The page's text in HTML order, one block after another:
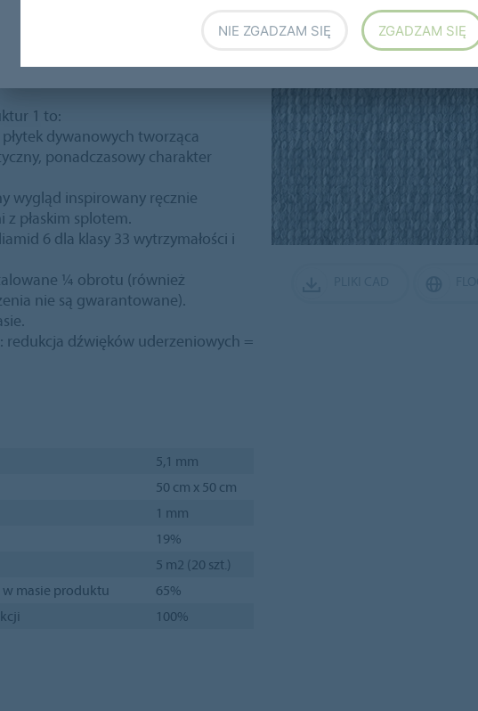
samodzielnie lub w połączeniu z
1 to:
dywanowych tworząca
ponadczasowy charakter
wygląd inspirowany ręcznie
płaskim splotem.
6 dla klasy 33 wytrzymałości i
¼ obrotu (również
nie są gwarantowane).
redukcja dźwięków uderzeniowych =
5,1 mm
50 cm x 50 cm
1 mm
19%
5 m2 (20 szt.)
masie produktu
65%
100%
NIE ZGADZAM SIĘ ZGADZAM SIĘ